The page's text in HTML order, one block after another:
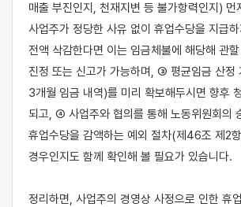
매출 부진인지, 천재지변 등 불가항력인지)
사업주가 정당한 사유 없이 휴업수당을 지급
전액 삭감한다면 이는 임금체불에 해당해 관할
진정 또는 신고가 가능하며, ③ 평균임금 산정
3개월 임금 내역)를 미리 확보해두시면 향후
되고, ④ 사업주와 협의를 통해 노동위원회의
휴업수당을 감액하는 예외 절차(제46조 제2
경우인지도 함께 확인해 볼 필요가 있습니다.
정리하면, 사업주의 경영상 사정으로 인한 휴